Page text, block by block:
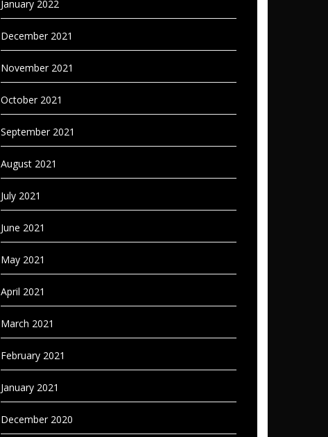
January 2022
December 2021
November 2021
October 2021
September 2021
August 2021
July 2021
June 2021
May 2021
April 2021
March 2021
February 2021
January 2021
December 2020